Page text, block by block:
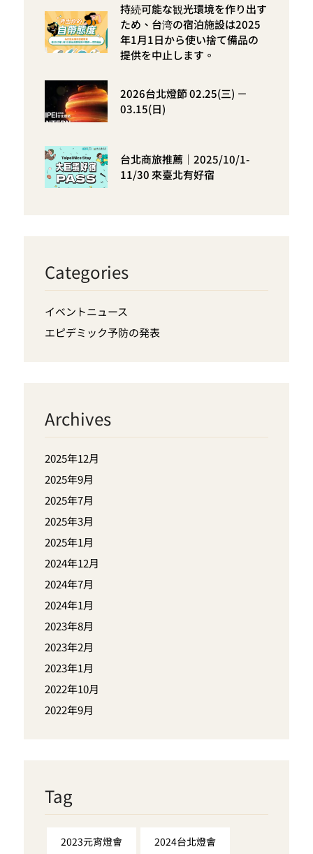
持続可能な観光環境を作り出す
ため、台湾の宿泊施設は2025
年1月1日から使い捨て備品の
提供を中止します。
2026台北燈節 02.25(三) －
03.15(日)
台北商旅推薦｜2025/10/1-
11/30 來臺北有好宿
Categories
イベントニュース
エピデミック予防の発表
Archives
2025年12月
2025年9月
2025年7月
2025年3月
2025年1月
2024年12月
2024年7月
2024年1月
2023年8月
2023年2月
2023年1月
2022年10月
2022年9月
Tag
2023元宵燈會 2024台北燈會